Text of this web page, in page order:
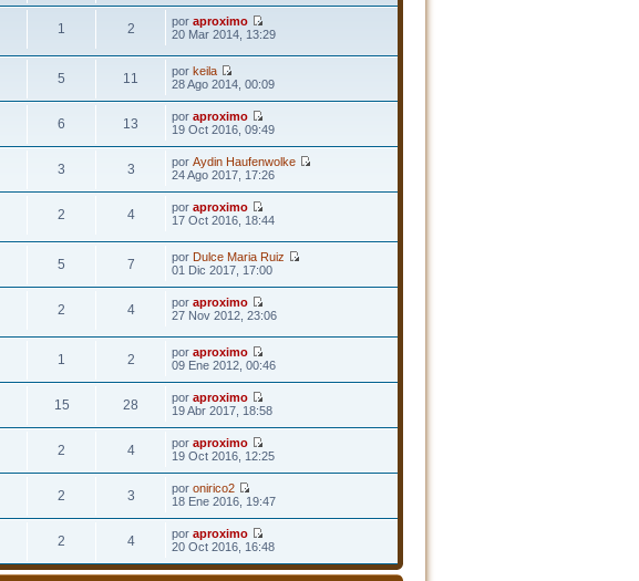
1 2 poraproximo
20 Mar 2014, 13:29
5 11 porkeila
28 Ago 2014, 00:09
6 13 poraproximo
19 Oct 2016, 09:49
3 3 porAydin Haufenwolke
24 Ago 2017, 17:26
2 4 poraproximo
17 Oct 2016, 18:44
5 7 porDulce Maria Ruiz
01 Dic 2017, 17:00
2 4 poraproximo
27 Nov 2012, 23:06
1 2 poraproximo
09 Ene 2012, 00:46
15 28 poraproximo
19 Abr 2017, 18:58
2 4 poraproximo
19 Oct 2016, 12:25
2 3 poronirico2
18 Ene 2016, 19:47
2 4 poraproximo
20 Oct 2016, 16:48